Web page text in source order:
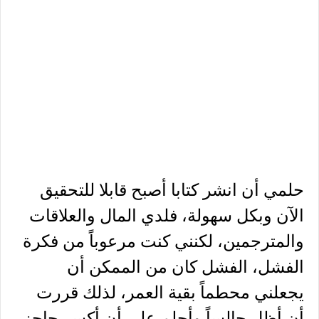
حلمي أن انشر كتابا أصبح قابلا للتحقيق
الآن وبكل سهولة، فلدي المال والعلاقات
والمترجمين، لكنني كنت مرعوباً من فكرة
الفشل، الفشل كان من الممكن أن
يجعلني محطماً بقية العمر، لذلك قررت